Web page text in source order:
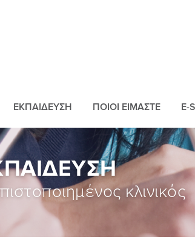
ΕΚΠΑIΔΕΥΣΗ ΠΟΙΟI ΕIΜΑΣΤΕ E-
κλινικός